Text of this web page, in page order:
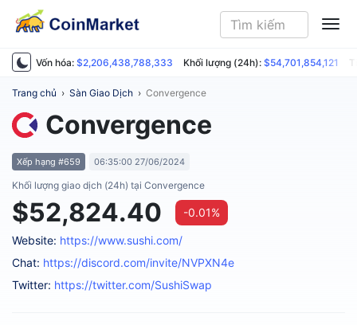
Vốn hóa: $2,206,438,788,333 Khối lượng (24h): $54,701,854,121
Trang chủ › Sàn Giao Dịch › Convergence
Convergence
Xếp hạng #659 06:35:00 27/06/2024
Khối lượng giao dịch (24h) tại Convergence
$52,824.40 -0.01%
Website: https://www.sushi.com/
Chat: https://discord.com/invite/NVPXN4e
Twitter: https://twitter.com/SushiSwap